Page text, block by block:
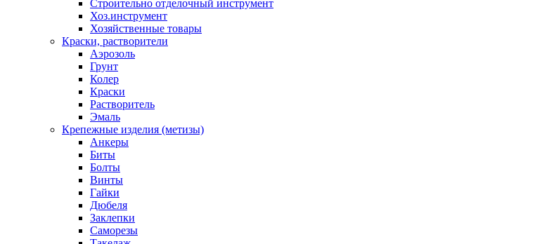
Строительно отделочный инструмент
Хоз.инструмент
Хозяйственные товары
Краски, растворители
Аэрозоль
Грунт
Колер
Краски
Растворитель
Эмаль
Крепежные изделия (метизы)
Анкеры
Биты
Болты
Винты
Гайки
Дюбеля
Заклепки
Саморезы